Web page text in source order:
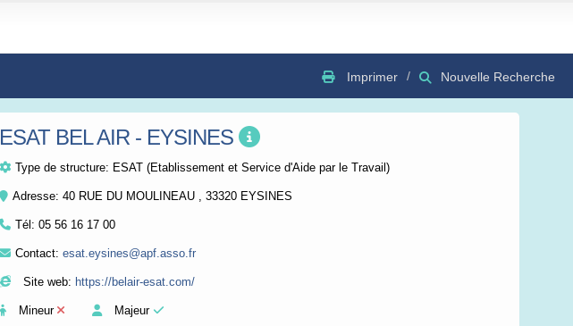
Imprimer Nouvelle Recherche
ESAT BEL AIR - EYSINES
Type de structure: ESAT (Etablissement et Service d'Aide par le Travail)
Adresse: 40 RUE DU MOULINEAU , 33320 EYSINES
Tél: 05 56 16 17 00
Contact: esat.eysines@apf.asso.fr
Site web: https://belair-esat.com/
Mineur Majeur